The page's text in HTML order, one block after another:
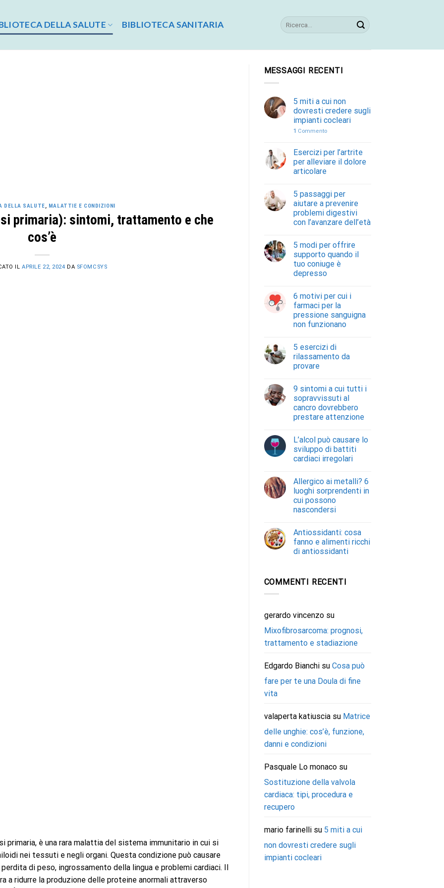
DELLA SALUTE BIBLIOTECA SANITARIA
DELLA SALUTE, MALATTIE E CONDIZIONI
primaria): sintomi, trattamento e che
cos’è
ILAPRILE 22, 2024 DA SFOMCSYS
primaria, è una rara malattia del sistema immunitario in cui si
nei tessuti e negli organi. Questa condizione può causare
di peso, ingrossamento della lingua e problemi cardiaci. Il
a ridurre la produzione delle proteine anormali attraverso
MESSAGGI RECENTI
5 miti a cui non
dovresti credere sugli
impianti cocleari
1 Commento
Esercizi per l’artrite
per alleviare il dolore
articolare
5 passaggi per
aiutare a prevenire
problemi digestivi
con l’avanzare dell’età
5 modi per offrire
supporto quando il
tuo coniuge è
depresso
6 motivi per cui i
farmaci per la
pressione sanguigna
non funzionano
5 esercizi di
rilassamento da
provare
9 sintomi a cui tutti i
sopravvissuti al
cancro dovrebbero
prestare attenzione
L’alcol può causare lo
sviluppo di battiti
cardiaci irregolari
Allergico ai metalli? 6
luoghi sorprendenti in
cui possono
nascondersi
Antiossidanti: cosa
fanno e alimenti ricchi
di antiossidanti
COMMENTI RECENTI
gerardo vincenzosu
Mixofibrosarcoma: prognosi,
trattamento e stadiazione
Edgardo Bianchisu Cosa può
fare per te una Doula di fine
vita
valaperta katiusciasu Matrice
delle unghie: cos’è, funzione,
danni e condizioni
Pasquale Lo monacosu
Sostituzione della valvola
cardiaca: tipi, procedura e
recupero
mario farinellisu 5 miti a cui
non dovresti credere sugli
impianti cocleari